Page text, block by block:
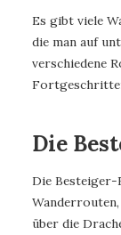
Es gibt viele
die man auf
verschiedene
Die
Die Besteiger-
über die